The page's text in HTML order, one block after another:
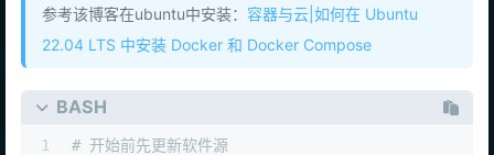
参考该博客在ubuntu中安装： 容器与云|如何在 Ubuntu
22.04 LTS 中安装 Docker 和 Docker Compose
BASH
1
# 开始前先更新软件源